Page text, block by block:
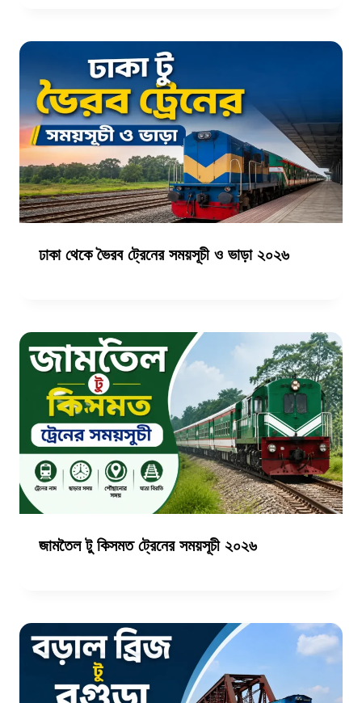
ঢাকা থেকে ভৈরব ট্রেনের সময়সূচী ও ভাড়া ২০২৬
জামতৈল টু কিসমত ট্রেনের সময়সূচী ২০২৬